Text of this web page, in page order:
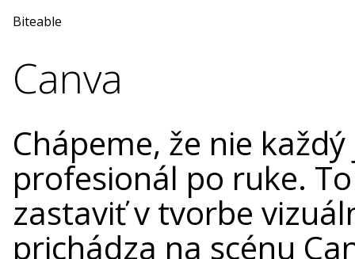
Biteable
Canva
Chápeme, že nie
profesionál po ruke.
zastaviť v tvorbe
prichádza na scénu